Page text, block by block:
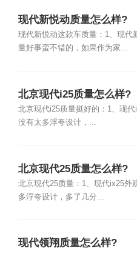
现代新悦动质量怎么样?
现代新悦动这款车质量：1、现代
量好事蛮不错的，如果作为家...
北京现代i25质量怎么样?
北京现代i25质量挺好的：1、现
没有太多浮夸设计，...
北京现代25质量怎么样?
北京现代25质量：1、现代ix25外
多浮夸设计，多了几分...
现代领翔质量怎么样?